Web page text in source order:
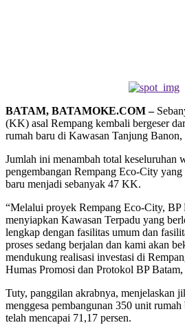
BATAM, BATAMOKE.COM –
(KK) asal Rempang kembali bergeser
rumah baru di Kawasan Tanjung
Jumlah ini menambah total keseluruhan
pengembangan Rempang Eco-City
baru menjadi sebanyak 47 KK.
“Melalui proyek Rempang Eco-City, BP
menyiapkan Kawasan Terpadu yang
lengkap dengan fasilitas umum dan
proses sedang berjalan dan kami akan
mendukung realisasi investasi di
Humas Promosi dan Protokol BP
Tuty, panggilan akrabnya, menjelaskan
menggesa pembangunan 350 unit
telah mencapai 71,17 persen.